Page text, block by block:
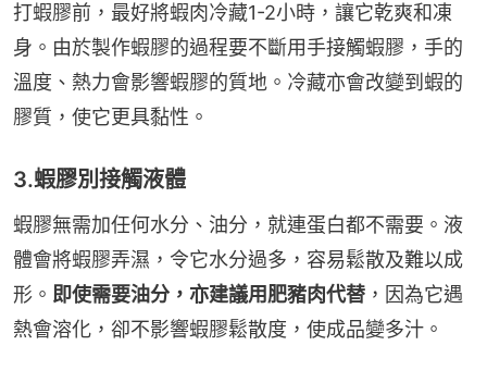
打蝦膠前，最好將蝦肉冷藏1-2小時，讓它乾爽和凍
身。由於製作蝦膠的過程要不斷用手接觸蝦膠，手的
溫度、熱力會影響蝦膠的質地。冷藏亦會改變到蝦的
膠質，使它更具黏性。
3.蝦膠別接觸液體
蝦膠無需加任何水分、油分，就連蛋白都不需要。液
體會將蝦膠弄濕，令它水分過多，容易鬆散及難以成
形。 即使需要油分，亦建議用肥豬肉代替 ，因為它遇
熱會溶化，卻不影響蝦膠鬆散度，使成品變多汁。